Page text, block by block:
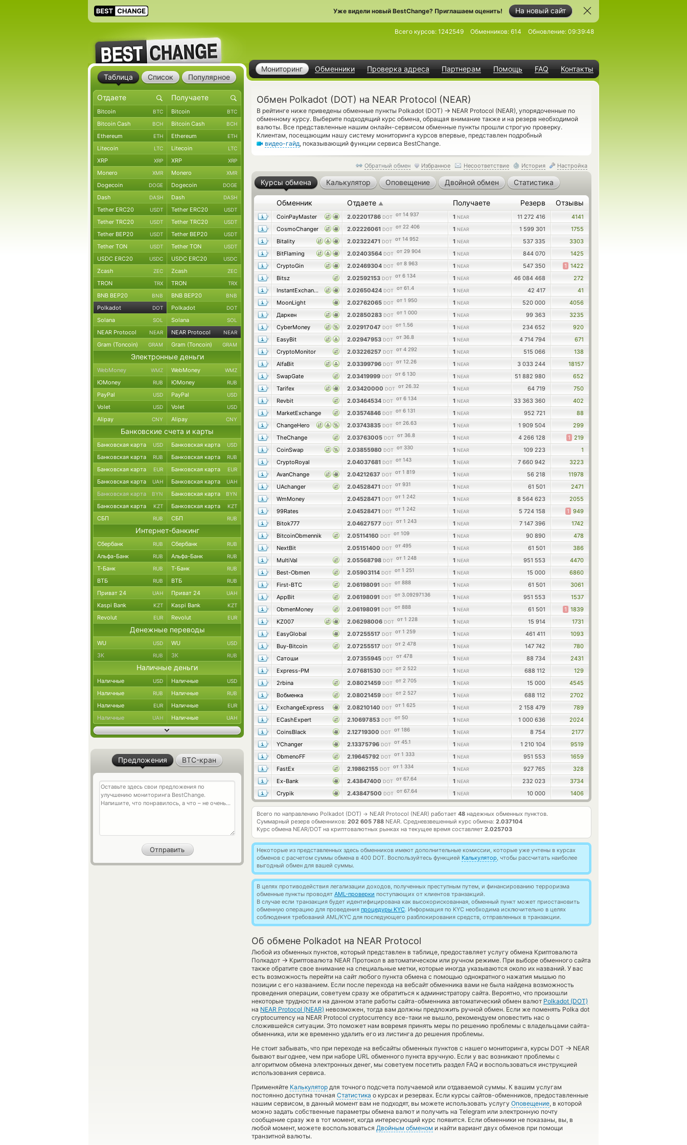
На новый сайт
Уже видели новый BestChange? Приглашаем оценить!
Мониторинг Обменники Проверка адреса Партнерам Помощь FAQ Контакты
Всего курсов: 1242549 Обменников: 614 Обновление: 09:39:48
Обмен Polkadot (DOT) на NEAR Protocol (NEAR)
В рейтинге ниже приведены обменные пункты Polkadot (DOT) → NEAR Protocol (NEAR), упорядоченные по
обменному курсу. Выберите подходящий курс обмена, обращая внимание также и на резерв необходимой
валюты. Все представленные нашим онлайн-сервисом обменные пункты прошли строгую проверку.
Клиентам, посещающим нашу систему мониторинга курсов впервые, представлен подробный
видео-гайд, показывающий функции сервиса BestChange.
Обратный обмен Избранное Несоответствие История Настройка
Курсы обмена Калькулятор Оповещение Двойной обмен Статистика
Обменник Отдаете ▲ Получаете Резерв Отзывы
CoinPayMaster 2.02201786 DOT от 14 937 1 NEAR 11 272 416
4141
CosmoChanger
2.02226061 DOT от 22 406 1 NEAR 1 599 301
1755
Bitality
2.02322471 DOT от 14 952 1 NEAR 537 335
3303
BitFlaming
2.02403564 DOT от 29 904 1 NEAR 844 070
1425
CryptoGin
2.02469304 DOT от 8 963 1 NEAR 547 350 1 1422
Bitsz
2.02592153 DOT от 6 134 1 NEAR 46 084 468
272
InstantExchangers
2.02650424 DOT от 61.4 1 NEAR 42 417
41
MoonLight
2.02762065 DOT от 1 950 1 NEAR 520 000
4056
Даркен
2.02850283 DOT от 1 000 1 NEAR 99 363
3235
CyberMoney
2.02917047 DOT от 1.56 1 NEAR 234 652
920
EasyBit
2.02947953 DOT от 36.8 1 NEAR 4 714 794
671
CryptoMonitor
2.03226257 DOT от 4 292 1 NEAR 515 066
138
AlfaBit
2.03399796 DOT от 12.26 1 NEAR 3 033 244
18157
SwapGate
2.03419999 DOT от 6 130 1 NEAR 51 882 980
652
Tarifex
2.03420000 DOT от 26.32 1 NEAR 64 719
750
Revbit
2.03464534 DOT от 6 134 1 NEAR 33 363 360
402
MarketExchange
2.03574846 DOT от 6 131 1 NEAR 952 721
88
ChangeHero
2.03743835 DOT от 26.63 1 NEAR 1 909 504
299
TheChange
2.03763005 DOT от 36.8 1 NEAR 4 266 128 1 219
CoinSwap
2.03855980 DOT от 330 1 NEAR 109 223
1
CryptoRoyal
2.04037681 DOT от 143 1 NEAR 7 660 942
3223
AvanChange
2.04212637 DOT от 1 819 1 NEAR 56 218
11978
UAchanger
2.04528471 DOT от 931 1 NEAR 61 501
2471
WmMoney
2.04528471 DOT от 1 242 1 NEAR 8 564 623
2055
99Rates
2.04528471 DOT от 1 242 1 NEAR 5 724 158 1 949
Bitok777
2.04627577 DOT от 1 243 1 NEAR 7 147 396
1742
BitcoinObmennik
2.05114160 DOT от 109 1 NEAR 90 890
478
NextBit
2.05151400 DOT от 495 1 NEAR 61 501
386
MultiVal
2.05568798 DOT от 1 248 1 NEAR 951 553
4470
Best-Obmen
2.05903114 DOT от 1 251 1 NEAR 15 000
6860
First-BTC
2.06198091 DOT от 888 1 NEAR 61 501
3061
AppBit
2.06198091 DOT от 3.09297136 1 NEAR 951 553
1537
ObmenMoney
2.06198091 DOT от 888 1 NEAR 61 501 1 1839
KZ007
2.06298006 DOT от 1 228 1 NEAR 15 914
1731
EasyGlobal
2.07255517 DOT от 1 259 1 NEAR 461 411
1093
Buy-Bitcoin
2.07255517 DOT от 2 478 1 NEAR 147 742
780
Сатоши
2.07355945 DOT от 478 1 NEAR 88 734
2431
Express-PM
2.07681530 DOT от 2 522 1 NEAR 688 112
129
2rbina
2.08021459 DOT от 2 705 1 NEAR 15 000
4545
Вобменка
2.08021459 DOT от 2 527 1 NEAR 688 112
2702
ExchangeExpress
2.08210140 DOT от 1 625 1 NEAR 2 158 479
789
ECashExpert
2.10697853 DOT от 50 1 NEAR 1 000 636
2024
CoinsBlack
2.12719300 DOT от 186 1 NEAR 8 754
2177
YChanger
2.13375796 DOT от 45.1 1 NEAR 1 210 104
9519
ObmenoFF
2.19645792 DOT от 1 333 1 NEAR 951 553
1659
FastEx
2.19862155 DOT от 1 334 1 NEAR 927 765
328
Ex-Bank
2.43847400 DOT от 67.64 1 NEAR 232 023
3734
Crypik
2.43847500 DOT от 67.64 1 NEAR 10 000 1406
Всего по направлению Polkadot (DOT) → NEAR Protocol (NEAR) работает 48 надежных обменных пунктов.
Суммарный резерв обменников: 202 605 788 NEAR. Средневзвешенный курс обмена: 2.037104
Курс обмена NEAR/DOT на криптовалютных рынках на текущее время составляет 2.025703
Некоторые из представленных здесь обменников имеют дополнительные комиссии, которые уже учтены в курсах
обменов с расчетом суммы обмена в 400 DOT. Воспользуйтесь функцией Калькулятор, чтобы рассчитать наиболее
выгодный обмен для вашей суммы.
В целях противодействия легализации доходов, полученных преступным путем, и финансированию терроризма
обменные пункты проводят AML-проверки поступающих от клиентов транзакций.
В случае если транзакция будет идентифицирована как высокорискованная, обменный пункт может приостановить
обменную операцию для проведения процедуры KYC. Информация по KYC необходима исключительно в целях
соблюдения требований AML/KYC для последующего разблокирования средств, отправленных в транзакции.
Об обмене Polkadot на NEAR Protocol
Любой из обменных пунктов, который представлен в таблице, предоставляет услугу обмена Криптовалюта
Полкадот → Криптовалюта NEAR Протокол в автоматическом или ручном режиме. При выборе обменного сайта
также обратите свое внимание на специальные метки, которые иногда указываются около их названий. У вас
есть возможность перейти на сайт любого пункта обмена с помощью однократного нажатия мышью по
позиции с его названием. Если после перехода на вебсайт обменника вами не была найдена возможность
проведения операции, советуем сразу же обратиться к администратору сайта. Вероятно, что произошли
некоторые трудности и на данном этапе работы сайта-обменника автоматический обмен валют Polkadot (DOT)
на NEAR Protocol (NEAR) невозможен, тогда вам должны предложить ручной обмен. Если же поменять Polka dot
cryptocurrency на NEAR Protocol cryptocurrency все-таки не вышло, рекомендуем оповестить нас о
сложившейся ситуации. Это поможет нам вовремя принять меры по решению проблемы с владельцами сайта-
обменника, или же временно удалить его из листинга до решения проблемы.
Не стоит забывать, что при переходе на вебсайты обменных пунктов с нашего мониторинга, курсы DOT → NEAR
бывают выгоднее, чем при наборе URL обменного пункта вручную. Если у вас возникают проблемы с
алгоритмом обмена электронных денег, мы советуем посетить раздел FAQ и воспользоваться инструкцией
использования сервиса.
Применяйте Калькулятор для точного подсчета получаемой или отдаваемой суммы. К вашим услугам
постоянно доступна точная Статистика о курсах и резервах. Если курсы сайтов-обменников, предоставленные
нашим сервисом, в данный момент вам не подходят, вы можете использовать услугу Оповещение, в которой
можно задать собственные параметры обмена валют и получить на Telegram или электронную почту
сообщение сразу же в тот момент, когда интересующий курс появится. Если обменники не показаны, вы, в
любой момент, можете воспользоваться Двойным обменом и найти вариант двух обменов при помощи
транзитной валюты.
Таблица Список Популярное
Bitcoin BTC Bitcoin BTC
Bitcoin Cash BCH Bitcoin Cash BCH
Ethereum ETH Ethereum ETH
Litecoin LTC Litecoin LTC
XRP XRP XRP XRP
Monero XMR Monero XMR
Dogecoin DOGE Dogecoin DOGE
Dash DASH Dash DASH
Tether ERC20 USDT Tether ERC20 USDT
Tether TRC20 USDT Tether TRC20 USDT
Tether BEP20 USDT Tether BEP20 USDT
Tether TON USDT Tether TON USDT
USDC ERC20 USDC USDC ERC20 USDC
Zcash ZEC Zcash ZEC
TRON TRX TRON TRX
BNB BEP20 BNB BNB BEP20 BNB
Polkadot DOT Polkadot DOT
Solana SOL Solana SOL
NEAR Protocol NEAR NEAR Protocol NEAR
Gram (Toncoin) GRAM Gram (Toncoin) GRAM
Электронные деньги
WebMoney WMZ WebMoney WMZ
ЮMoney RUB ЮMoney RUB
PayPal USD PayPal USD
Volet USD Volet USD
Alipay CNY Alipay CNY
Банковские счета и карты
Банковская карта USD Банковская карта USD
Банковская карта RUB Банковская карта RUB
Банковская карта EUR Банковская карта EUR
Банковская карта UAH Банковская карта UAH
Банковская карта BYN Банковская карта BYN
Банковская карта KZT Банковская карта KZT
СБП RUB СБП RUB
Интернет-банкинг
Сбербанк RUB Сбербанк RUB
Альфа-Банк RUB Альфа-Банк RUB
Т-Банк RUB Т-Банк RUB
ВТБ RUB ВТБ RUB
Приват 24 UAH Приват 24 UAH
Kaspi Bank KZT Kaspi Bank KZT
Revolut EUR Revolut EUR
Денежные переводы
WU USD WU USD
ЗК RUB ЗК RUB
Наличные деньги
Наличные USD Наличные USD
Наличные RUB Наличные RUB
Наличные EUR Наличные EUR
Наличные UAH Наличные UAH
Предложения BTC-кран